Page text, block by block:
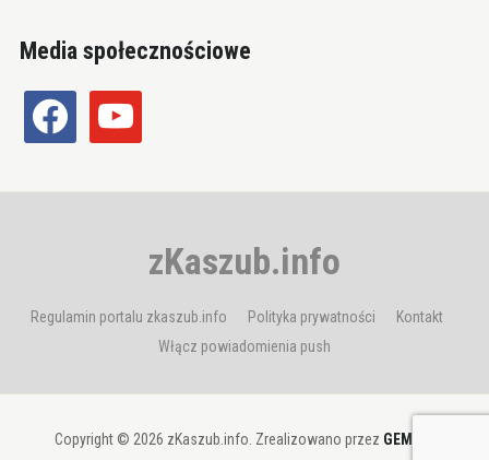
Media społecznościowe
facebook youtube
zKaszub.info
Regulamin portalu zkaszub.info Polityka prywatności
Kontakt
Włącz powiadomienia push
Copyright © 2026 zKaszub.info. Zrealizowano przez GEMBIT